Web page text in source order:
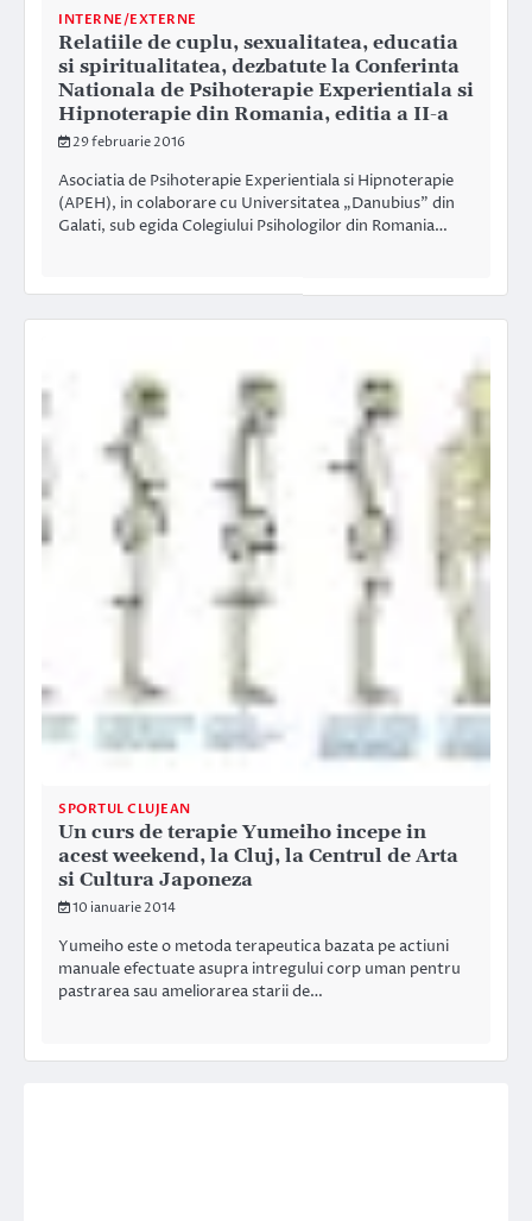
INTERNE/EXTERNE
Relatiile de cuplu, sexualitatea, educatia
si spiritualitatea, dezbatute la Conferinta
Nationala de Psihoterapie Experientiala si
Hipnoterapie din Romania, editia a II-a
29 februarie 2016
Asociatia de Psihoterapie Experientiala si Hipnoterapie
(APEH), in colaborare cu Universitatea „Danubius” din
Galati, sub egida Colegiului Psihologilor din Romania…
SPORTUL CLUJEAN
Un curs de terapie Yumeiho incepe in
acest weekend, la Cluj, la Centrul de Arta
si Cultura Japoneza
10 ianuarie 2014
Yumeiho este o metoda terapeutica bazata pe actiuni
manuale efectuate asupra intregului corp uman pentru
pastrarea sau ameliorarea starii de…